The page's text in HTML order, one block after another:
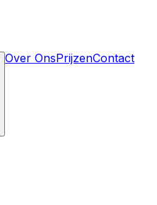
Over OnsPrijzenContact